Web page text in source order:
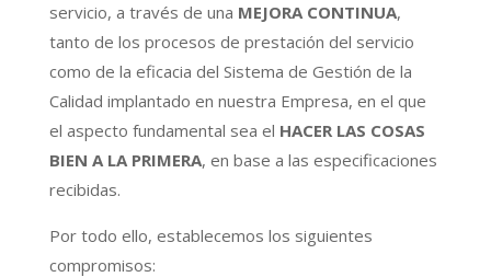
servicio, a través de una MEJORA CONTINUA,
tanto de los procesos de prestación del servicio
como de la eficacia del Sistema de Gestión de la
Calidad implantado en nuestra Empresa, en el que
el aspecto fundamental sea el HACER LAS COSAS
BIEN A LA PRIMERA, en base a las especificaciones
recibidas.
Por todo ello, establecemos los siguientes
compromisos: